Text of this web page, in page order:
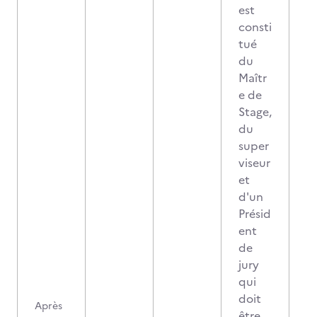
Après
est
consti
tué
du
Maîtr
e de
Stage,
du
super
viseur
et
d'un
Présid
ent
de
jury
qui
doit